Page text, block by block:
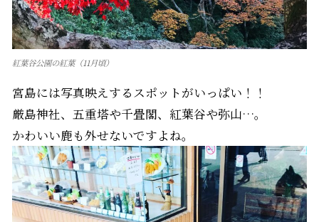
紅葉谷公園の紅葉（11月頃）
宮島には写真映えするスポットがいっぱい！！
厳島神社、五重塔や千畳閣、紅葉谷や弥山…。
かわいい鹿も外せないですよね。